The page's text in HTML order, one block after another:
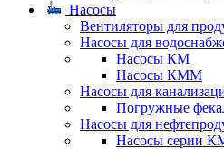
Насосы
Вентиляторы для
Насосы для
Насосы КМ
Насосы КММ
Насосы для
Погружные
Насосы для
Насосы серии